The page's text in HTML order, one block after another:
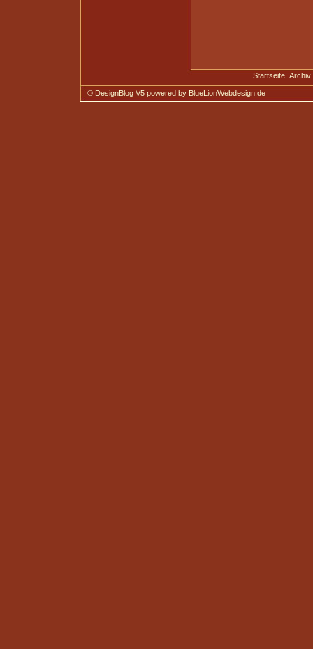
Startseite Archiv
© DesignBlog V5 powered by BlueLionWebdesign.de